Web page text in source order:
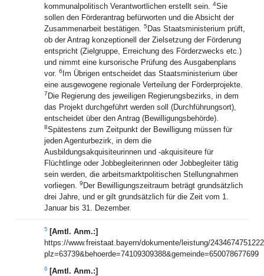
kommunalpolitisch Verantwortlichen erstellt sein. 4Sie
sollen den Förderantrag befürworten und die Absicht der
Zusammenarbeit bestätigen. 5 Das Staatsministerium prüft,
ob der Antrag konzeptionell der Zielsetzung der Förderung
entspricht (Zielgruppe, Erreichung des Förderzwecks etc.)
und nimmt eine kursorische Prüfung des Ausgabenplans
vor. 6 Im Übrigen entscheidet das Staatsministerium über
eine ausgewogene regionale Verteilung der Förderprojekte.
7 Die Regierung des jeweiligen Regierungsbezirks, in dem
das Projekt durchgeführt werden soll (Durchführungsort),
entscheidet über den Antrag (Bewilligungsbehörde).
8Spätestens zum Zeitpunkt der Bewilligung müssen für
jeden Agenturbezirk, in dem die
Ausbildungsakquisiteurinnen und -akquisiteure für
Flüchtlinge oder Jobbegleiterinnen oder Jobbegleiter tätig
sein werden, die arbeitsmarktpolitischen Stellungnahmen
vorliegen. 9 Der Bewilligungszeitraum beträgt grundsätzlich
drei Jahre, und er gilt grundsätzlich für die Zeit vom 1.
Januar bis 31. Dezember.
5 [Amtl. Anm.:]
https://www.freistaat.bayern/dokumente/leistung/
plz=63739&behoerde=74109309388&gemeinde=650078677699
6 [Amtl. Anm.:]